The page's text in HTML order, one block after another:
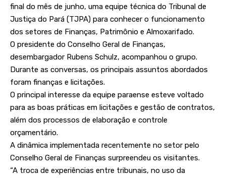
final do mês de junho, uma equipe técnica do Tribunal de
Justiça do Pará (TJPA) para conhecer o funcionamento
dos setores de Finanças, Patrimônio e Almoxarifado.
O presidente do Conselho Geral de Finanças,
desembargador Rubens Schulz, acompanhou o grupo.
Durante as conversas, os principais assuntos abordados
foram finanças e licitações.
O principal interesse da equipe paraense esteve voltado
para as boas práticas em licitações e gestão de contratos,
além dos processos de elaboração e controle
orçamentário.
A dinâmica implementada recentemente no setor pelo
Conselho Geral de Finanças surpreendeu os visitantes.
“A troca de experiências entre tribunais, no uso da